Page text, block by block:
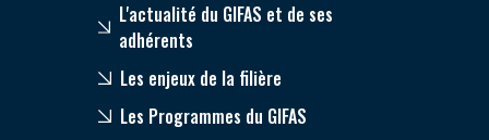
L'actualité du GIFAS et de ses
adhérents
Les enjeux de la filière
Les Programmes du GIFAS